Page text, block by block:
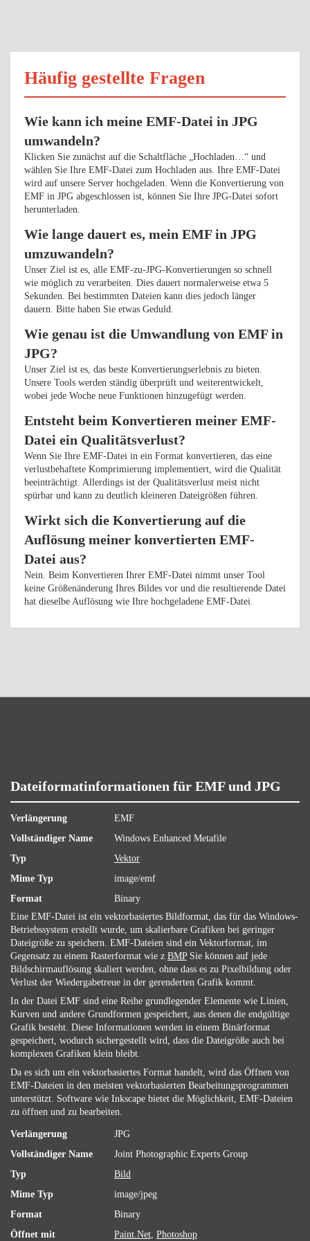
Häufig gestellte Fragen
Wie kann ich meine EMF-Datei in JPG
umwandeln?
Klicken Sie zunächst auf die Schaltfläche „Hochladen…“ und
wählen Sie Ihre EMF-Datei zum Hochladen aus. Ihre EMF-Datei
wird auf unsere Server hochgeladen. Wenn die Konvertierung von
EMF in JPG abgeschlossen ist, können Sie Ihre JPG-Datei sofort
herunterladen.
Wie lange dauert es, mein EMF in JPG
umzuwandeln?
Unser Ziel ist es, alle EMF-zu-JPG-Konvertierungen so schnell
wie möglich zu verarbeiten. Dies dauert normalerweise etwa 5
Sekunden. Bei bestimmten Dateien kann dies jedoch länger
dauern. Bitte haben Sie etwas Geduld.
Wie genau ist die Umwandlung von EMF in
JPG?
Unser Ziel ist es, das beste Konvertierungserlebnis zu bieten.
Unsere Tools werden ständig überprüft und weiterentwickelt,
wobei jede Woche neue Funktionen hinzugefügt werden.
Entsteht beim Konvertieren meiner EMF-
Datei ein Qualitätsverlust?
Wenn Sie Ihre EMF-Datei in ein Format konvertieren, das eine
verlustbehaftete Komprimierung implementiert, wird die Qualität
beeinträchtigt. Allerdings ist der Qualitätsverlust meist nicht
spürbar und kann zu deutlich kleineren Dateigrößen führen.
Wirkt sich die Konvertierung auf die
Auflösung meiner konvertierten EMF-
Datei aus?
Nein. Beim Konvertieren Ihrer EMF-Datei nimmt unser Tool
keine Größenänderung Ihres Bildes vor und die resultierende Datei
hat dieselbe Auflösung wie Ihre hochgeladene EMF-Datei.
Dateiformatinformationen für EMF und JPG
Verlängerung
EMF
Vollständiger Name
Windows Enhanced Metafile
Typ
Vektor
Mime Typ
image/emf
Format
Binary
Eine EMF-Datei ist ein vektorbasiertes Bildformat, das für das Windows-
Betriebssystem erstellt wurde, um skalierbare Grafiken bei geringer
Dateigröße zu speichern. EMF-Dateien sind ein Vektorformat, im
Gegensatz zu einem Rasterformat wie z BMPSie können auf jede
Bildschirmauflösung skaliert werden, ohne dass es zu Pixelbildung oder
Verlust der Wiedergabetreue in der gerenderten Grafik kommt.
In der Datei EMF sind eine Reihe grundlegender Elemente wie Linien,
Kurven und andere Grundformen gespeichert, aus denen die endgültige
Grafik besteht. Diese Informationen werden in einem Binärformat
gespeichert, wodurch sichergestellt wird, dass die Dateigröße auch bei
komplexen Grafiken klein bleibt.
Da es sich um ein vektorbasiertes Format handelt, wird das Öffnen von
EMF-Dateien in den meisten vektorbasierten Bearbeitungsprogrammen
unterstützt. Software wie Inkscape bietet die Möglichkeit, EMF-Dateien
zu öffnen und zu bearbeiten.
Verlängerung
JPG
Vollständiger Name
Joint Photographic Experts Group
Typ
Bild
Mime Typ
image/jpeg
Format
Binary
Öffnet mit
Paint.Net, Photoshop